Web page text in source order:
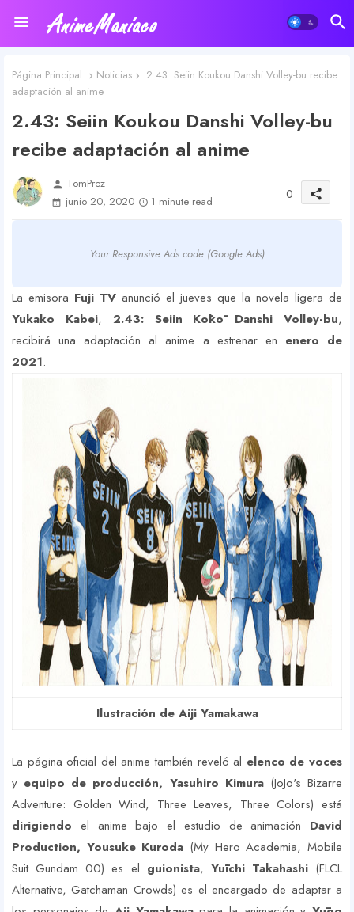
Página Principal Noticias
2.43: Seiin Koukou Danshi Volley-bu recibe
adaptación al anime
2.43: Seiin Koukou Danshi Volley-bu
recibe adaptación al anime
person TomPrez
junio 20, 2020
1 minute read 0 share
Your Responsive Ads code (Google Ads)
La emisora Fuji TV anunció el jueves que la novela ligera de
Yukako Kabei, 2.43: Seiin Kōkō Danshi Volley-bu,
recibirá una adaptación al anime a estrenar en enero de
2021.
Ilustración de Aiji Yamakawa
La página oficial del anime también reveló al elenco de voces
y equipo de producción, Yasuhiro Kimura(JoJo's Bizarre
Adventure: Golden Wind, Three Leaves, Three Colors) está
dirigiendo el anime bajo el estudio de animación David
Production, Yousuke Kuroda (My Hero Academia, Mobile
Suit Gundam 00) es el guionista, Yūichi Takahashi(FLCL
Alternative, Gatchaman Crowds) es el encargado de adaptar a